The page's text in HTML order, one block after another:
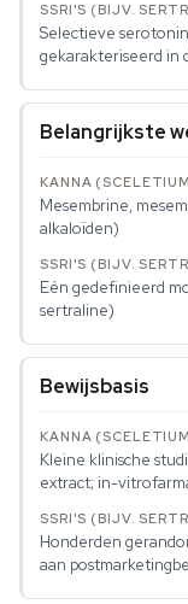
Selectieve
gekarakteriseerd in
Belangrijkste
Mesembrine,
alkaloïden)
Eén gedefinieerd
sertraline)
Bewijsbasis
Kleine klinische
extract; in-
Honderden
aan